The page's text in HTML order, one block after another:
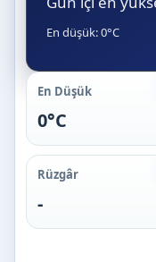
En düşük: 0°C
En Düşük
0°C
Rüzgâr
-